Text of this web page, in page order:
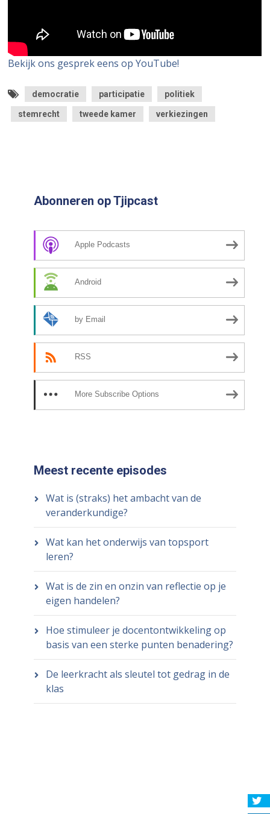
Bekijk ons gesprek eens op YouTube!
democratie participatie politiek
stemrecht tweede kamer verkiezingen
Abonneren op Tjipcast
Apple Podcasts
Android
by Email
RSS
More Subscribe Options
Meest recente episodes
Wat is (straks) het ambacht van de
veranderkundige?
Wat kan het onderwijs van topsport
leren?
Wat is de zin en onzin van reflectie op je
eigen handelen?
Hoe stimuleer je docentontwikkeling op
basis van een sterke punten benadering?
De leerkracht als sleutel tot gedrag in de
klas